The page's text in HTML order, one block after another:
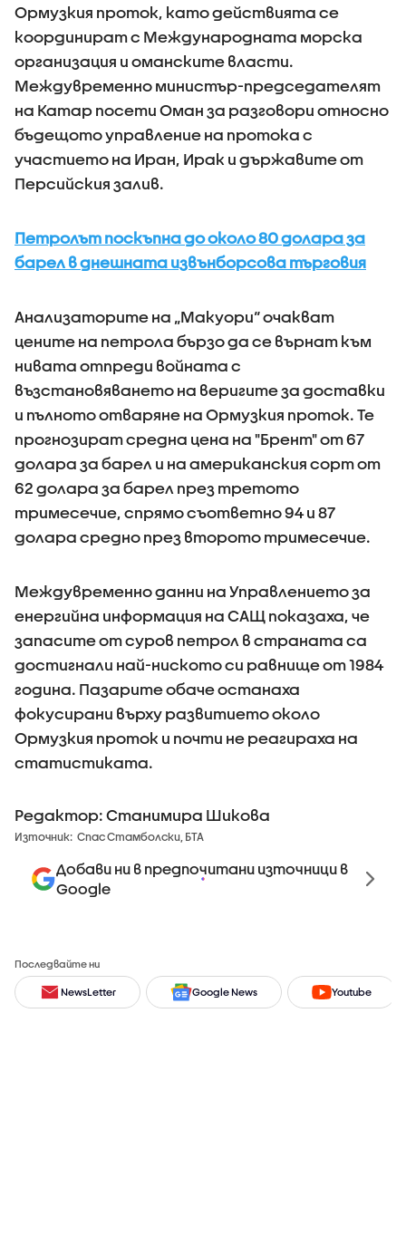
Ормузкия проток, като действията се
координират с Международната морска
организация и оманските власти.
Междувременно министър-председателят
на Катар посети Оман за разговори относно
бъдещото управление на протока с
участието на Иран, Ирак и държавите от
Персийския залив.
Петролът поскъпна до около 80 долара за
барел в днешната извънборсова търговия
Анализаторите на „Макуори“ очакват
цените на петрола бързо да се върнат към
нивата отпреди войната с
възстановяването на веригите за доставки
и пълното отваряне на Ормузкия проток. Те
прогнозират средна цена на "Брент" от 67
долара за барел и на американския сорт от
62 долара за барел през третото
тримесечие, спрямо съответно 94 и 87
долара средно през второто тримесечие.
Междувременно данни на Управлението за
енергийна информация на САЩ показаха, че
запасите от суров петрол в страната са
достигнали най-ниското си равнище от 1984
година. Пазарите обаче останаха
фокусирани върху развитието около
Ормузкия проток и почти не реагираха на
статистиката.
Редактор: Станимира Шикова
Източник: Спас Стамболски, БТА
Добави ни в предпочитани източници в
Google
Последвайте ни
NewsLetter Google News Youtube